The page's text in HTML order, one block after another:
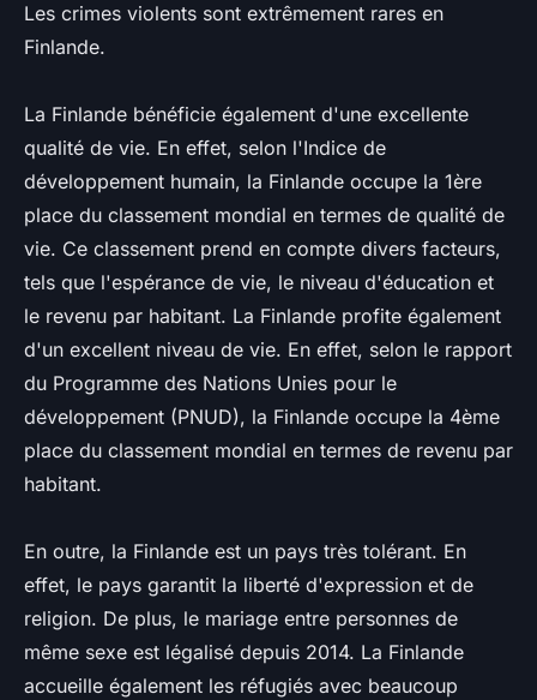
Les crimes violents sont extrêmement rares en
Finlande.
La Finlande bénéficie également d'une excellente
qualité de vie. En effet, selon l'Indice de
développement humain, la Finlande occupe la 1ère
place du classement mondial en termes de qualité de
vie. Ce classement prend en compte divers facteurs,
tels que l'espérance de vie, le niveau d'éducation et
le revenu par habitant. La Finlande profite également
d'un excellent niveau de vie. En effet, selon le rapport
du Programme des Nations Unies pour le
développement (PNUD), la Finlande occupe la 4ème
place du classement mondial en termes de revenu par
habitant.
En outre, la Finlande est un pays très tolérant. En
effet, le pays garantit la liberté d'expression et de
religion. De plus, le mariage entre personnes de
même sexe est légalisé depuis 2014. La Finlande
accueille également les réfugiés avec beaucoup